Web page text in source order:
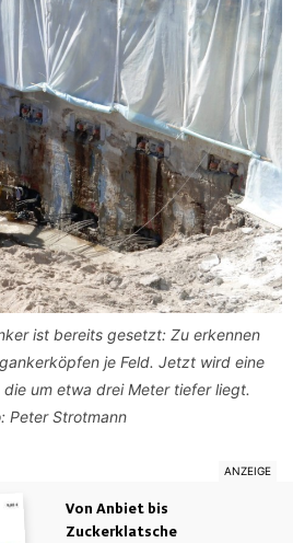
ist bereits gesetzt: Zu erkennen
je Feld. Jetzt wird eine
um etwa drei Meter tiefer liegt.
Peter Strotmann
Von Anbiet bis
Zuckerklatsche